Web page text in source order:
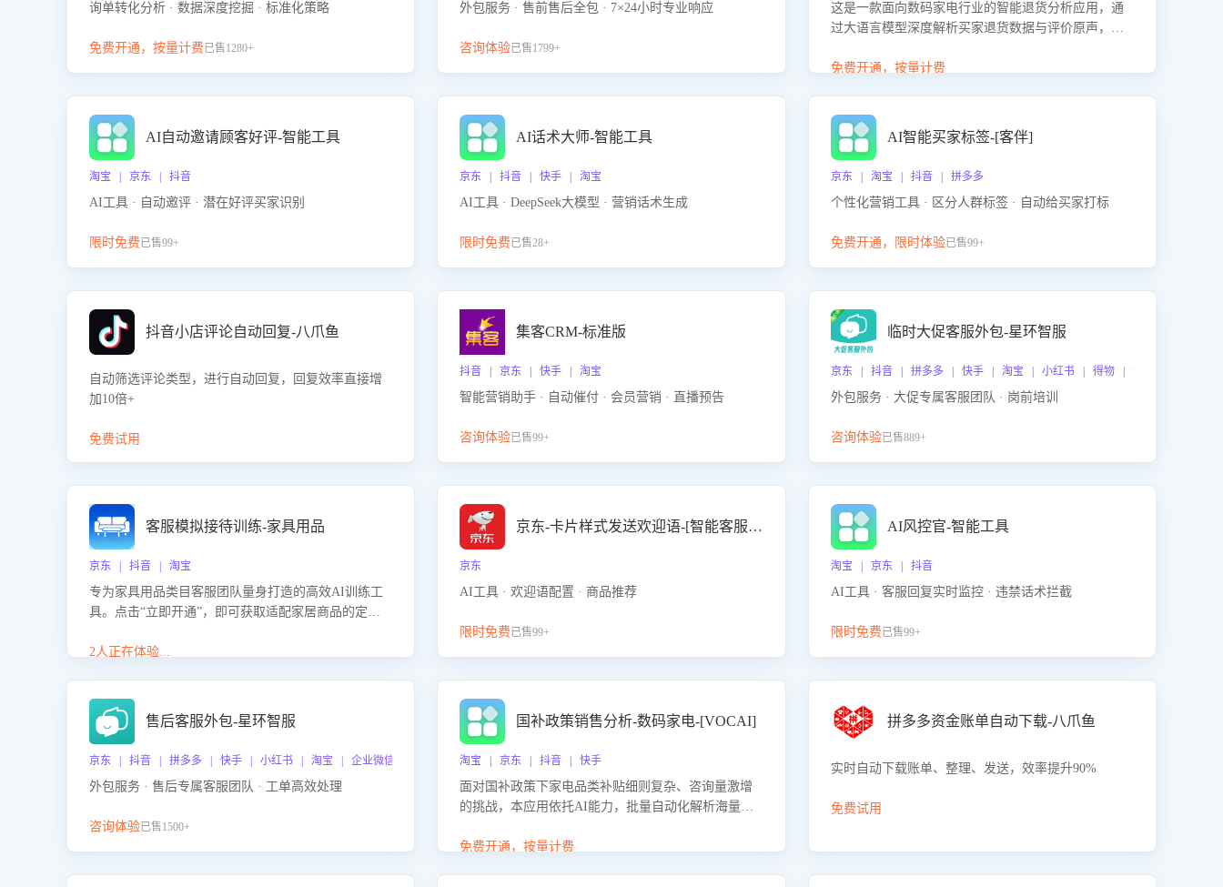
询单转化分析 · 数据深度挖掘 · 标准化策略
免费开通，按量计费已售1280+
外包服务 · 售前售后全包 · 7×24小时专业响应
咨询体验已售1799+
这是一款面向数码家电行业的智能退货分析应用，通
过大语言模型深度解析买家退货数据与评价原声，精
因，并输出可落地的改进建议，通过挖掘用户痛点驱
免费开通，按量计费
AI自动邀请顾客好评-智能工具
淘宝 | 京东 | 抖音
AI工具 · 自动邀评 · 潜在好评买家识别
限时免费已售99+
AI话术大师-智能工具
京东 | 抖音 | 快手 | 淘宝
AI工具 · DeepSeek大模型 · 营销话术生成
限时免费已售28+
AI智能买家标签-[客伴]
京东 | 淘宝 | 抖音 | 拼多多
个性化营销工具 · 区分人群标签 · 自动给买家打标
免费开通，限时体验已售99+
抖音小店评论自动回复-八爪鱼
自动筛选评论类型，进行自动回复，回复效率直接增
加10倍+
免费试用
集客CRM-标准版
抖音 | 京东 | 快手 | 淘宝
智能营销助手 · 自动催付 · 会员营销 · 直播预告
咨询体验已售99+
临时大促客服外包-星环智服
京东 | 抖音 | 拼多多 | 快手 | 淘宝 | 小红书 | 得物 | 企业微信
外包服务 · 大促专属客服团队 · 岗前培训
咨询体验已售889+
客服模拟接待训练-家具用品
京东 | 抖音 | 淘宝
专为家具用品类目客服团队量身打造的高效AI训练工
具。点击“立即开通”，即可获取适配家居商品的定制
客服在家具用品功能、尺寸参数咨询等高频场景下的
2人正在体验...
京东-卡片样式发送欢迎语-[智能客服机器人]
京东
AI工具 · 欢迎语配置 · 商品推荐
限时免费已售99+
AI风控官-智能工具
淘宝 | 京东 | 抖音
AI工具 · 客服回复实时监控 · 违禁话术拦截
限时免费已售99+
售后客服外包-星环智服
京东 | 抖音 | 拼多多 | 快手 | 小红书 | 淘宝 | 企业微信
外包服务 · 售后专属客服团队 · 工单高效处理
咨询体验已售1500+
国补政策销售分析-数码家电-[VOCAI]
淘宝 | 京东 | 抖音 | 快手
面对国补政策下家电品类补贴细则复杂、咨询量激增
的挑战，本应用依托AI能力，批量自动化解析海量客
政策的关注焦点与购买意向，深度洞察决策动因。同
免费开通，按量计费
拼多多资金账单自动下载-八爪鱼
实时自动下载账单、整理、发送，效率提升90%
免费试用